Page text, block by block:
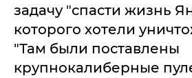
задачу "спасти жизнь
которого хотели
"Там были поставлены
крупнокалиберные